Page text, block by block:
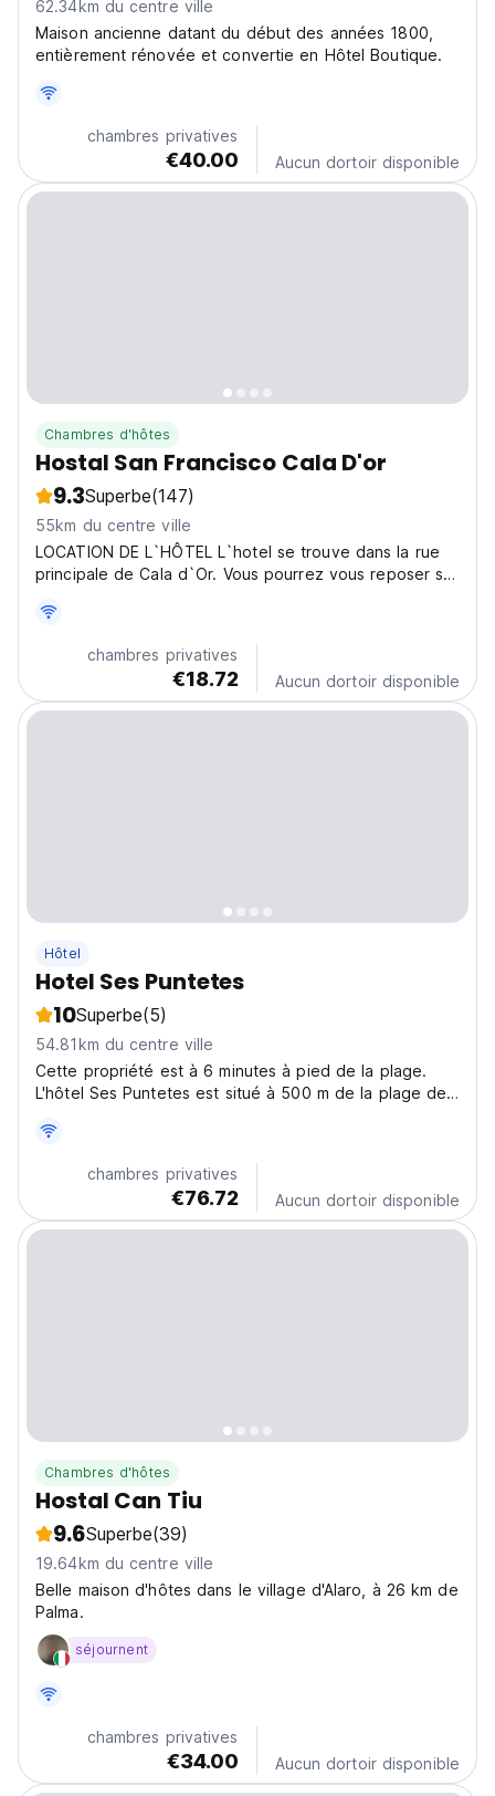
62.34km du centre ville
Maison ancienne datant du début des années 1800,
entièrement rénovée et convertie en Hôtel Boutique.
chambres privatives
€40.00 Aucun dortoir disponible
Chambres d'hôtes
Hostal San Francisco Cala D'or
9.3Superbe(147)
55km du centre ville
LOCATION DE L`HÔTEL L`hotel se trouve dans la rue
principale de Cala d`Or. Vous pourrez vous reposer sur
village. PRESTATIONS Petit-déjeuner Ménage Terrasse
en plein air Plans de ville gratuits WiFi gratuity...
chambres privatives
€18.72 Aucun dortoir disponible
Hôtel
Hotel Ses Puntetes
10Superbe(5)
54.81km du centre ville
Cette propriété est à 6 minutes à pied de la plage.
L'hôtel Ses Puntetes est situé à 500 m de la plage de
le sud-est de Majorque.
chambres privatives
€76.72 Aucun dortoir disponible
Chambres d'hôtes
Hostal Can Tiu
9.6Superbe(39)
19.64km du centre ville
Belle maison d'hôtes dans le village d'Alaro, à 26 km de
Palma.
séjournent
chambres privatives
€34.00 Aucun dortoir disponible